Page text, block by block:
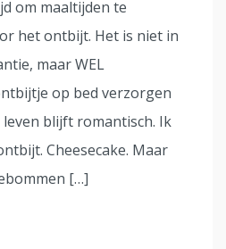
om maaltijden te
het ontbijt. Het is niet in
maar WEL
op bed verzorgen
blijft romantisch. Ik
Cheesecake. Maar
[…]